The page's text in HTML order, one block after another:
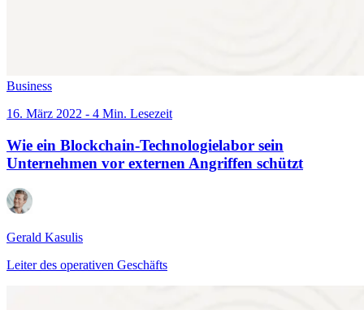
Business
16. März 2022 - 4 Min. Lesezeit
Wie ein Blockchain-Technologielabor sein
Unternehmen vor externen Angriffen schützt
Gerald Kasulis
Leiter des operativen Geschäfts